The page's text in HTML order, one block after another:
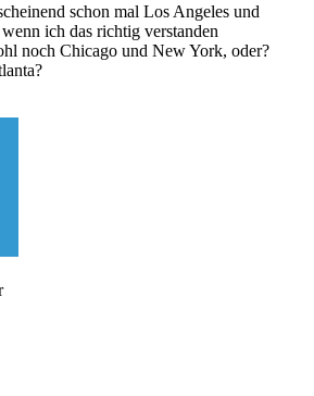
schon mal Los Angeles und
ich das richtig verstanden
noch Chicago und New York, oder?